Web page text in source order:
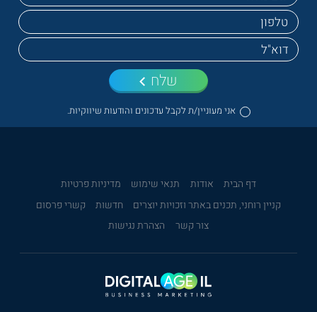
אני מעוניין/ת לקבל עדכונים והודעות שיווקיות.
שלח
דף הבית אודות תנאי שימוש
מדיניות פרטיות
קניין רוחני, תכנים באתר וזכויות יוצרים
חדשות
קשרי פרסום
צור קשר
הצהרת נגישות